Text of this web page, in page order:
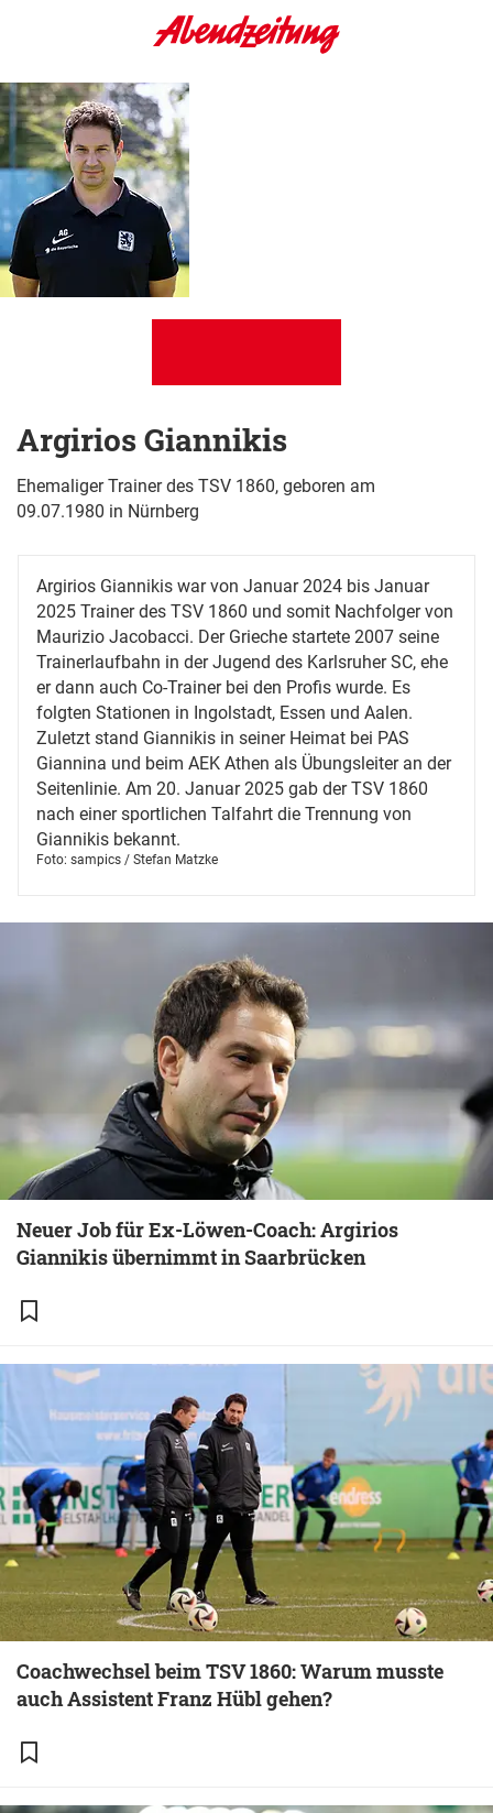
Argirios Giannikis
Ehemaliger Trainer des TSV 1860, geboren am
09.07.1980 in Nürnberg
Argirios Giannikis war von Januar 2024 bis Januar
2025 Trainer des TSV 1860 und somit Nachfolger von
Maurizio Jacobacci. Der Grieche startete 2007 seine
Trainerlaufbahn in der Jugend des Karlsruher SC, ehe
er dann auch Co-Trainer bei den Profis wurde. Es
folgten Stationen in Ingolstadt, Essen und Aalen.
Zuletzt stand Giannikis in seiner Heimat bei PAS
Giannina und beim AEK Athen als Übungsleiter an der
Seitenlinie. Am 20. Januar 2025 gab der TSV 1860
nach einer sportlichen Talfahrt die Trennung von
Giannikis bekannt.
Foto: sampics / Stefan Matzke
Neuer Job für Ex-Löwen-Coach: Argirios
Giannikis übernimmt in Saarbrücken
Coachwechsel beim TSV 1860: Warum musste
auch Assistent Franz Hübl gehen?